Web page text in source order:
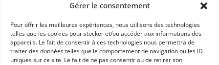
Gérer le consentement
Pour offrir les meilleures expériences, nous utilisons des technologies
telles que les cookies pour stocker et/ou accéder aux informations des
appareils. Le fait de consentir à ces technologies nous permettra de
traiter des données telles que le comportement de navigation ou les ID
uniques sur ce site. Le fait de ne pas consentir ou de retirer son